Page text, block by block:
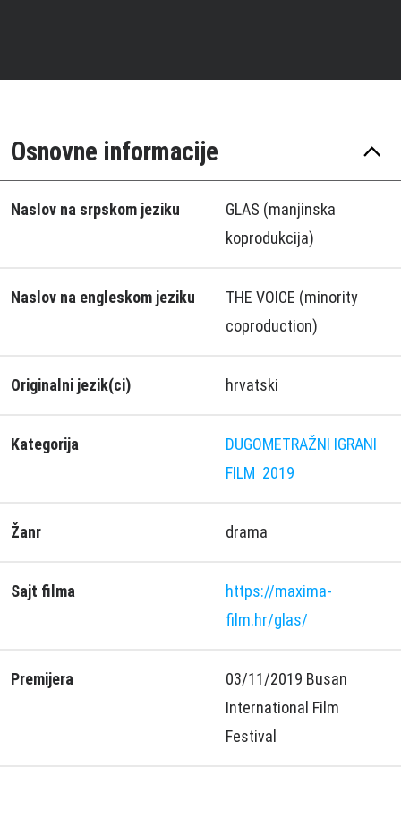
Osnovne informacije
Naslov na srpskom jeziku
GLAS (manjinska
koprodukcija)
Naslov na engleskom jeziku
THE VOICE (minority
coproduction)
Originalni jezik(ci) hrvatski
Kategorija
DUGOMETRAŽNI IGRANI
FILM 2019
Žanr drama
Sajt filma
https://maxima-
film.hr/glas/
Premijera
03/11/2019 Busan
International Film
Festival